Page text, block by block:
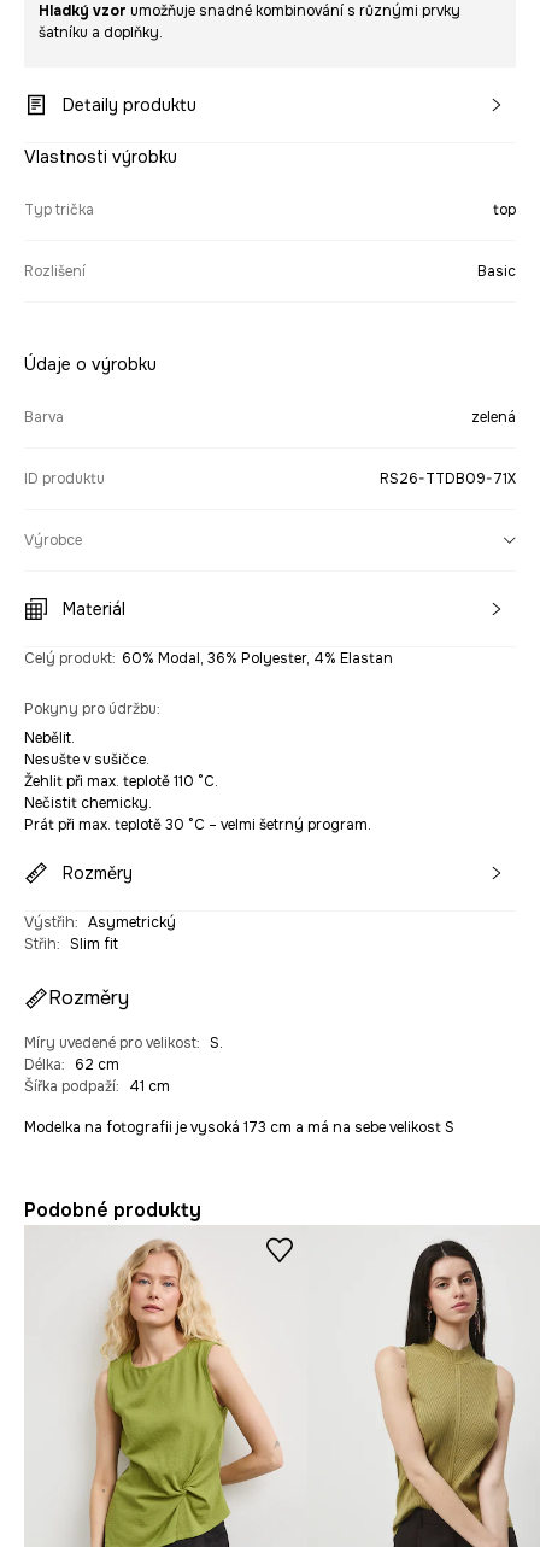
Hladký vzor umožňuje snadné kombinování s různými prvky
šatníku a doplňky.
Detaily produktu
Vlastnosti výrobku
Typ trička top
Rozlišení Basic
Údaje o výrobku
Barva zelená
ID produktu RS26-TTDB09-71X
Výrobce
Materiál
Celý produkt: 60% Modal, 36% Polyester, 4% Elastan
Pokyny pro údržbu:
Nebělit.
Nesušte v sušičce.
Žehlit při max. teplotě 110 °C.
Nečistit chemicky.
Prát při max. teplotě 30 °C – velmi šetrný program.
Rozměry
Výstřih: Asymetrický
Střih: Slim fit
Rozměry
Míry uvedené pro velikost: S.
Délka:
62 cm
Šířka podpaží: 41 cm
Modelka na fotografii je vysoká 173 cm a má na sebe velikost S
Podobné produkty